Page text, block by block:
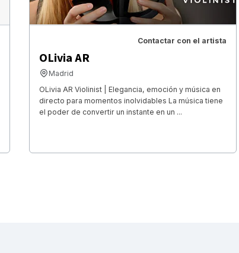
Contactar con el artista
OLivia AR
Madrid
OLivia AR Violinist | Elegancia, emoción y música en
directo para momentos inolvidables La música tiene
el poder de convertir un instante en un ...